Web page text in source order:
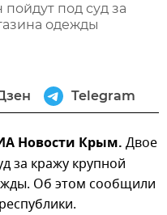
под суд за
одежды
Telegram
Новости Крым. Двое
за кражу крупной
Об этом сообщили